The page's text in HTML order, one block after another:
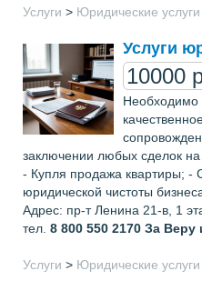
Услуги > Юридические услуги
Услуги
10000
Необходимо
заключении любых сделок
- Купля продажа квартиры; -
юридической чистоты
Адрес: пр-т Ленина 21-в, 1
тел. 8 800 550 2170 За Веру
Услуги > Юридические услуги